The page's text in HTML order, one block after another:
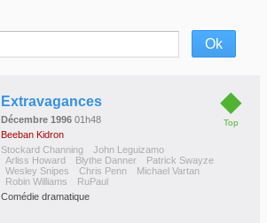
◆
Top
Extravagances
Décembre 1996 01h48
Beeban Kidron
Stockard Channing
John Leguizamo
Arliss Howard
Blythe Danner
Patrick Swayze
Wesley Snipes
Chris Penn
Michael Vartan
Robin Williams
RuPaul
Comédie dramatique